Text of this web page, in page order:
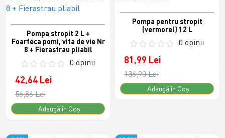
Pompa stropit 2 L +
Foarfeca pomi, vita de vie Nr
8 + Fierastrau pliabil
0 opinii
42,64 Lei
56,86 Lei
Adaugă în Coş
Pompa pentru stropit
(vermorel) 12 L
0 opinii
81,99 Lei
136,90 Lei
Adaugă în Coş